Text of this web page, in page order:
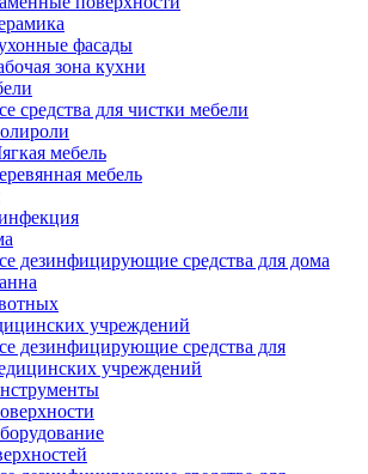
фасады
зона кухни
средства для чистки мебели
мебель
мебель
дезинфицирующие средства для дома
учреждений
дезинфицирующие средства для
учреждений